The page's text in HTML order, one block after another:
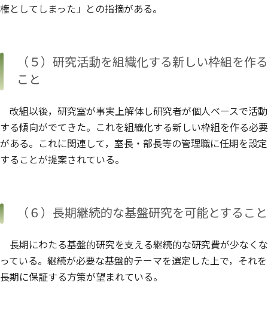
権としてしまった」との指摘がある。
（５）研究活動を組織化する新しい枠組を作る
こと
改組以後，研究室が事実上解体し研究者が個人ベースで活動
する傾向がでてきた。これを組織化する新しい枠組を作る必要
がある。これに関連して，室長・部長等の管理職に任期を設定
することが提案されている。
（６）長期継続的な基盤研究を可能とすること
長期にわたる基盤的研究を支える継続的な研究費が少なくな
っている。継続が必要な基盤的テーマを選定した上で，それを
長期に保証する方策が望まれている。